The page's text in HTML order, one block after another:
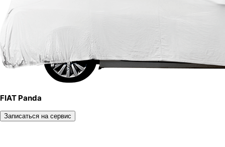
FIAT Panda
Записаться на сервис